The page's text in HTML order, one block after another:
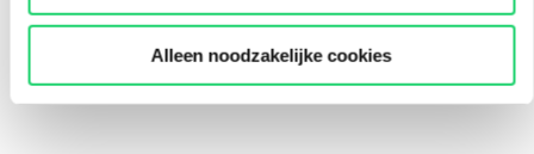
Alleen noodzakelijke cookies